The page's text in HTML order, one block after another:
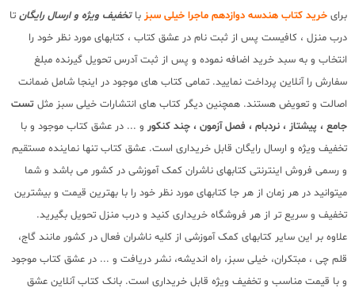
برای خرید کتاب هندسه دوازدهم ماجرا خیلی سبز باتخفیف ویژه و ارسال رایگان تا
درب منزل ، کافیست پس از ثبت نام در عشق کتاب ، کتابهای مورد نظر خود را
انتخاب و به سبد خرید اضافه نموده و پس از ثبت آدرس تحویل گیرنده مبلغ
سفارش را آنلاین پرداخت نمایید. تمامی کتاب های موجود در اینجا شامل ضمانت
اصالت و تعویض هستند. همچنین دیگر کتاب های انتشارات خیلی سبز مثل تست
جامع ، پیشتاز ، نردبام ، فصل آزمون ، چند کنکور و ... در عشق کتاب موجود و با
تخفیف ویژه و ارسال رایگان قابل خریداری است. عشق کتاب تنها نماینده مستقیم
و رسمی فروش اینترنتی کتابهای ناشران کمک آموزشی در کشور می باشد و شما
میتوانید در هر زمان از هر جا کتابهای مورد نظر خود را با بهترین قیمت و بیشترین
تخفیف و سریع تر از هر فروشگاه خریداری کنید و درب منزل تحویل بگیرید.
علاوه بر این سایر کتابهای کمک آموزشی از کلیه ناشران فعال در کشور مانند گاج،
قلم چی ، مبتکران، خیلی سبز، راه اندیشه، نشر دریافت و ... در عشق کتاب موجود
و با قیمت مناسب و تخفیف ویژه قابل خریداری است. بانک کتاب آنلاین عشق